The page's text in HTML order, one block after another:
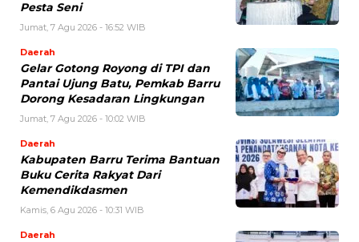
Pesta Seni
Jumat, 7 Agu 2026 - 16:52 WIB
Daerah
Gelar Gotong Royong di TPI dan
Pantai Ujung Batu, Pemkab Barru
Dorong Kesadaran Lingkungan
Jumat, 7 Agu 2026 - 10:02 WIB
Daerah
Kabupaten Barru Terima Bantuan
Buku Cerita Rakyat Dari
Kemendikdasmen
Kamis, 6 Agu 2026 - 10:31 WIB
Daerah